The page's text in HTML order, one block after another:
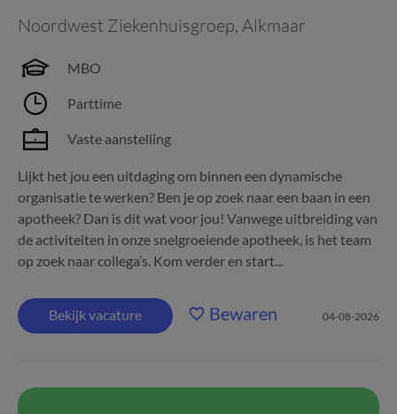
Noordwest Ziekenhuisgroep, Alkmaar
MBO
Parttime
Vaste aanstelling
Lijkt het jou een uitdaging om binnen een dynamische
organisatie te werken? Ben je op zoek naar een baan in een
apotheek? Dan is dit wat voor jou! Vanwege uitbreiding van
de activiteiten in onze snelgroeiende apotheek, is het team
op zoek naar collega’s. Kom verder en start...
Bekijk vacature Bewaren 04-08-2026